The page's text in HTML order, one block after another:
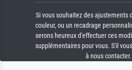
Si vous souhaitez des ajustements
couleur, ou un recadrage
serons heureux d'effectuer ces
supplémentaires pour vous. S'il
à nous contacter.